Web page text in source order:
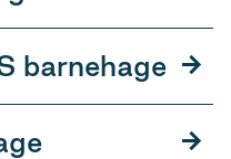
barnehage